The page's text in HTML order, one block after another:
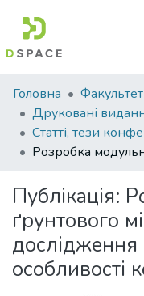
Фонди
та
зібрання
Пошук за критеріями
Статистика
Головна
Публікація:
ґрунтового
дослідження
особливості